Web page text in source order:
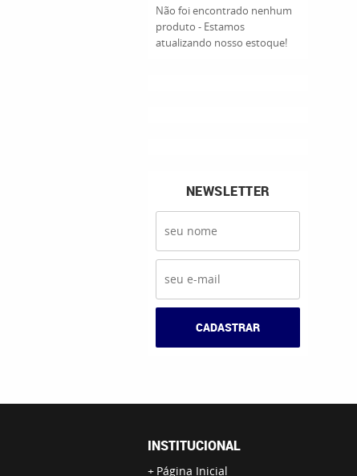
Não foi encontrado nenhum
produto - Estamos
atualizando nosso estoque!
NEWSLETTER
CADASTRAR
INSTITUCIONAL
Página Inicial